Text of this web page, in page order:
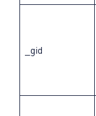
_gid